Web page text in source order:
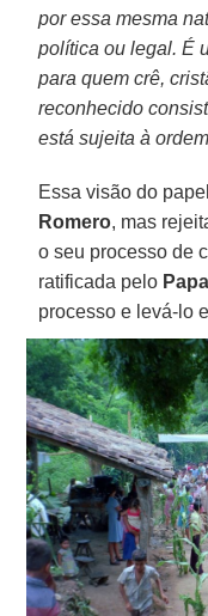
por essa mesma
política ou legal. É
para quem crê,
reconhecido
está sujeita à
Essa visão do
Romero, mas
o seu processo de
ratificada pelo
processo e levá-lo